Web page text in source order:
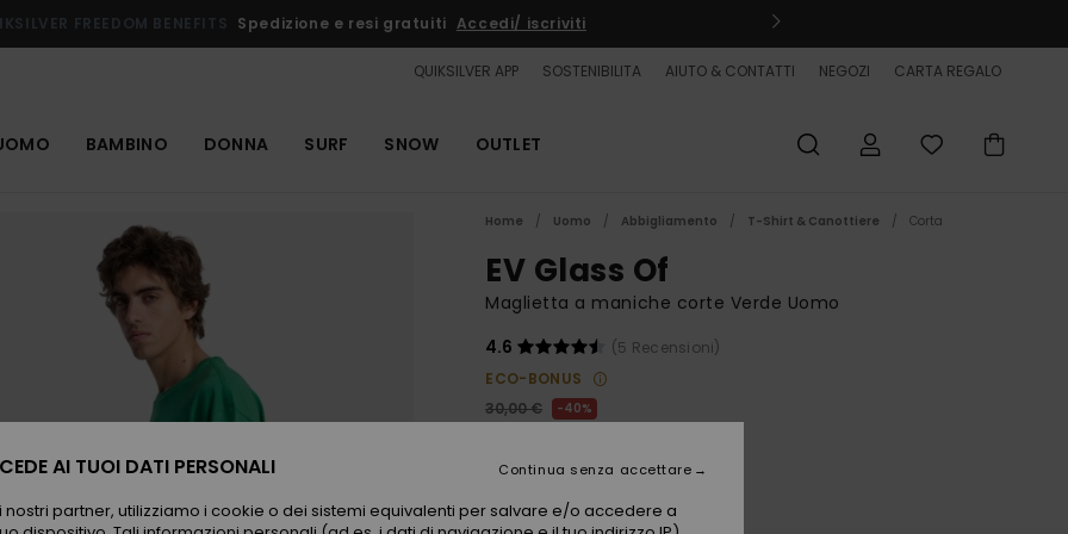
FREEDOM BENEFITS Spedizione e resi gratuiti Accedi/ iscriviti
QUIKSILVER APP SOSTENIBILITA AIUTO & CONTATTI NEGOZI CARTA REGALO
BAMBINO DONNA SURF SNOW OUTLET
Home Uomo Abbigliamento T-Shirt & Canottiere Corta
EV Glass Of
Maglietta a maniche corte Verde Uomo
4.6
(5 Recensioni)
ECO-BONUS
30,00 €
40%
OUTLET
AI TUOI DATI PERSONALI
partner, utilizziamo i cookie o dei sistemi equivalenti per salvare e/o accedere a
Continua senza accettare